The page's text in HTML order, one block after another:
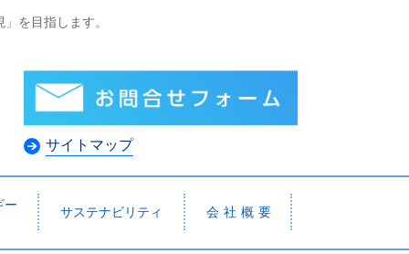
を目指します。
サイトマップ
ー サステナビリティ 会 社 概 要